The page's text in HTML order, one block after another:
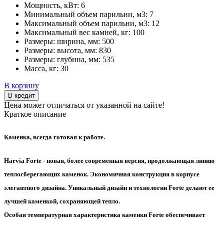
Мощность, кВт: 6
Минимальный объем парильни, м3: 7
Максимальный объем парильни, м3: 12
Максимальный вес камней, кг: 100
Размеры: ширина, мм: 500
Размеры: высота, мм: 830
Размеры: глубина, мм: 535
Масса, кг: 30
В корзину
В кредит
Цена может отличаться от указанной на сайте!
Краткое описание
Каменка, всегда готовая к работе.
Harvia Forte - новая, более современная версия, продолжающая линию
теплосберегающих каменок. Экономичная конструкция в корпусе
элегантного дизайна. Уникальный дизайн и технологии Forte делают ее
лучшей каменкой, сохраняющей тепло.
Особая температурная характеристика каменки Forte обеспечивает